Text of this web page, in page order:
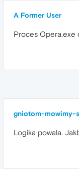
A Former User
Proces Opera.exe
gniotom-mowimy-
Logika powala.